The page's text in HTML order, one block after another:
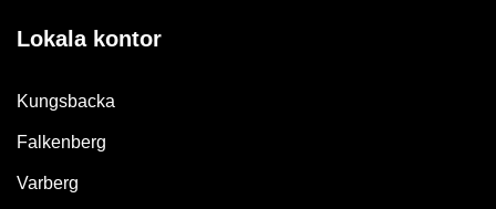
Lokala kontor
Kungsbacka
Falkenberg
Varberg